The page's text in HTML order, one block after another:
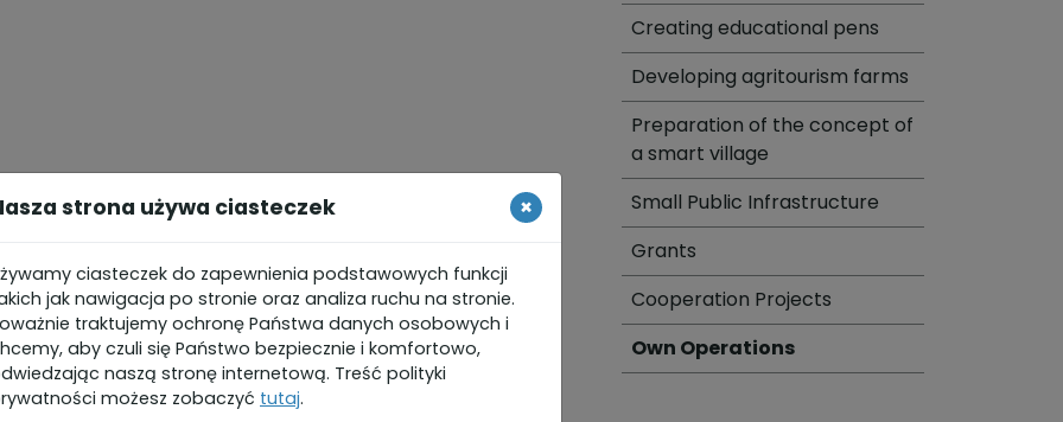
strona używa ciasteczek ×
ciasteczek do zapewnienia podstawowych funkcji
jak nawigacja po stronie oraz analiza ruchu na stronie.
traktujemy ochronę Państwa danych osobowych i
aby czuli się Państwo bezpiecznie i komfortowo,
naszą stronę internetową. Treść polityki
możesz zobaczyć tutaj.
Creating educational pens
Developing agritourism farms
Preparation of the concept of
a smart village
Small Public Infrastructure
Grants
Cooperation Projects
Own Operations